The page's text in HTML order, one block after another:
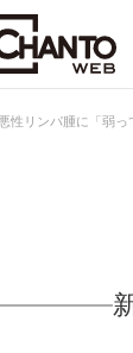
性リンパ腫に「弱